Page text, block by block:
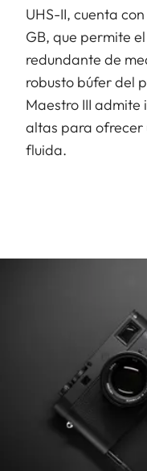
UHS-II, cuenta
GB, que permite
redundante de
robusto búfer del
Maestro III admite
altas para ofrecer
fluida.